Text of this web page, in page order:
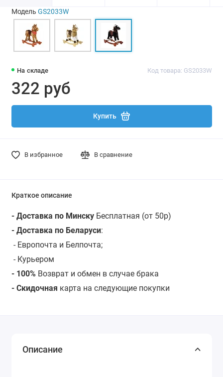
На складе Код товара: GS2033W
322 руб
Купить
В избранное В сравнение
Модель GS2033W
Краткое описание
- Доставка по МинскуБесплатная (от 50р)
- Доставка по Беларуси:
- Европочта и Белпочта;
- Курьером
- 100% Возврат и обмен в случае брака
- Скидочная карта на следующие покупки
Описание